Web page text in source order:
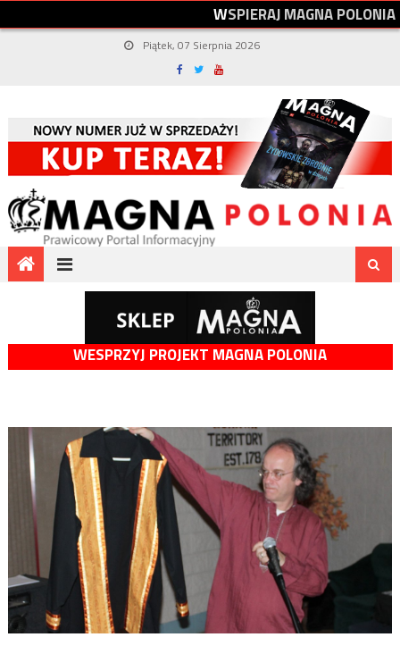
WSPIERAJMAGNAPOLONIA
Piątek, 07 Sierpnia 2026
WESPRZYJ PROJEKT MAGNA POLONIA